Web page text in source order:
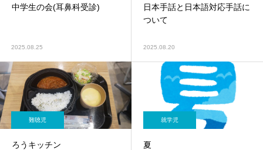
中学生の会(耳鼻科受診)
2025.08.25
日本手話と日本語対応手話に
ついて
2025.08.20
難聴児
ろうキッチン
就学児
夏